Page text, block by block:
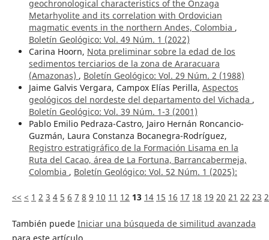
geochronological characteristics of the Onzaga
Metarhyolite and its correlation with Ordovician
magmatic events in the northern Andes, Colombia ,
Boletín Geológico: Vol. 49 Núm. 1 (2022)
Carina Hoorn, Nota preliminar sobre la edad de los
sedimentos terciarios de la zona de Araracuara
(Amazonas) , Boletín Geológico: Vol. 29 Núm. 2 (1988)
Jaime Galvis Vergara, Campox Elías Perilla, Aspectos
geológicos del nordeste del departamento del Vichada ,
Boletín Geológico: Vol. 39 Núm. 1-3 (2001)
Pablo Emilio Pedraza-Castro, Jairo Hernán Roncancio-
Guzmán, Laura Constanza Bocanegra-Rodríguez,
Registro estratigráfico de la Formación Lisama en la
Ruta del Cacao, área de La Fortuna, Barrancabermeja,
Colombia , Boletín Geológico: Vol. 52 Núm. 1 (2025):
<< < 1 2 3 4 5 6 7 8 9 10 11 12 13 14 15 16 17 18 19 20 21 22 23
También puede Iniciar una búsqueda de similitud avanzada
para este artículo.